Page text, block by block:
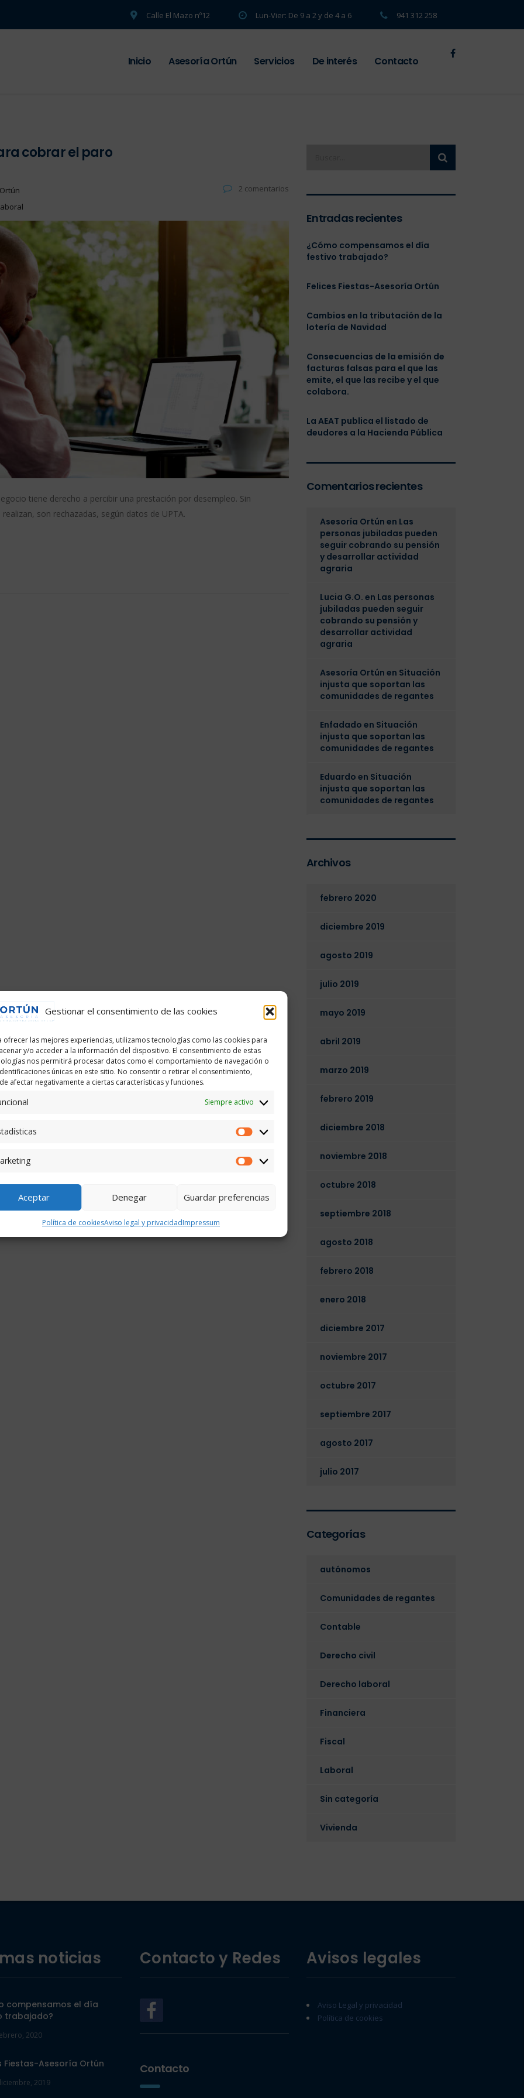
Gestionar el consentimiento de las cookies
ofrecer las mejores experiencias, utilizamos tecnologías como las cookies para
y/o acceder a la información del dispositivo. El consentimiento de estas
nos permitirá procesar datos como el comportamiento de navegación o
únicas en este sitio. No consentir o retirar el consentimiento,
afectar negativamente a ciertas características y funciones.
Siempre activo
Estadísticas
Marketing
Aceptar Denegar Guardar preferencias
Política de cookiesAviso legal y privacidadImpressum
Calle El Mazo nº12 Lun-Vier: De 9 a 2 y de 4 a 6 941 312 258
Inicio Asesoría Ortún Servicios De interés Contacto
cobrar el paro
2 comentarios
tiene derecho a percibir una prestación por desempleo. Sin
son rechazadas, según datos de UPTA.
Entradas recientes
¿Cómo compensamos el día
festivo trabajado?
Felices Fiestas-Asesoría Ortún
Cambios en la tributación de la
lotería de Navidad
Consecuencias de la emisión de
facturas falsas para el que las
emite, el que las recibe y el que
colabora.
La AEAT publica el listado de
deudores a la Hacienda Pública
Comentarios recientes
Asesoría Ortún en Las
personas jubiladas pueden
seguir cobrando su pensión
y desarrollar actividad
agraria
Lucia G.O. en Las personas
jubiladas pueden seguir
cobrando su pensión y
desarrollar actividad
agraria
Asesoría Ortún en Situación
injusta que soportan las
comunidades de regantes
Enfadado en Situación
injusta que soportan las
comunidades de regantes
Eduardo en Situación
injusta que soportan las
comunidades de regantes
Archivos
febrero 2020
diciembre 2019
agosto 2019
julio 2019
mayo 2019
abril 2019
marzo 2019
febrero 2019
diciembre 2018
noviembre 2018
octubre 2018
septiembre 2018
agosto 2018
febrero 2018
enero 2018
diciembre 2017
noviembre 2017
octubre 2017
septiembre 2017
agosto 2017
julio 2017
Categorías
autónomos
Comunidades de regantes
Contable
Derecho civil
Derecho laboral
Financiera
Fiscal
Laboral
Sin categoría
Vivienda
noticias
compensamos el día
trabajado?
2020
Fiestas-Asesoría Ortún
2019
Contacto y Redes
Contacto
Avisos legales
Aviso Legal y privacidad
Política de cookies